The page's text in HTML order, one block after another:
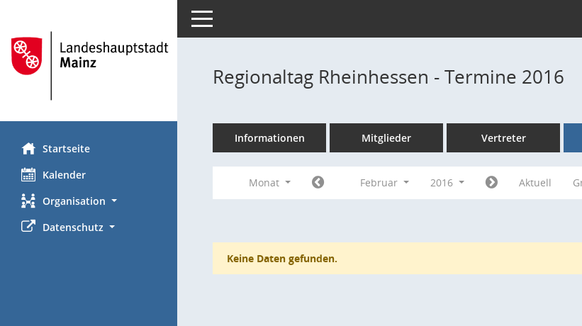
Startseite
Kalender
Organisation
Datenschutz
Toggle navigation
Regionaltag Rheinhessen - Termine 2016
Informationen Mitglieder Vertreter
Monat Februar 2016 Aktuell
Keine Daten gefunden.